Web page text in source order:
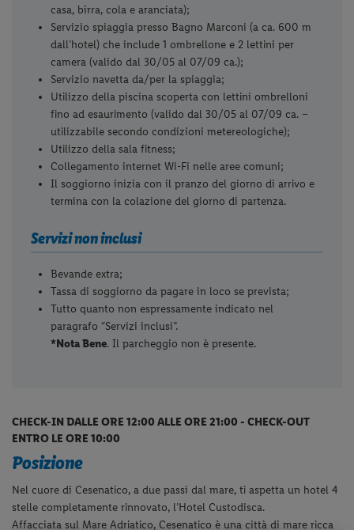
casa, birra, cola e aranciata);
Servizio spiaggia presso Bagno Marconi (a ca. 600 m
dall’hotel) che include 1 ombrellone e 2 lettini per
camera (valido dal 30/05 al 07/09 ca.);
Servizio navetta da/per la spiaggia;
Utilizzo della piscina scoperta con lettini ombrelloni
fino ad esaurimento (valido dal 30/05 al 07/09 ca. –
utilizzabile secondo condizioni metereologiche);
Utilizzo della sala fitness;
Collegamento internet Wi-Fi nelle aree comuni;
Il soggiorno inizia con il pranzo del giorno di arrivo e
termina con la colazione del giorno di partenza.
Servizi non inclusi
Bevande extra;
Tassa di soggiorno da pagare in loco se prevista;
Tutto quanto non espressamente indicato nel
paragrafo “Servizi inclusi”.
*Nota Bene. Il parcheggio non è presente.
CHECK-IN DALLE ORE 12:00 ALLE ORE 21:00 - CHECK-OUT
ENTRO LE ORE 10:00
Posizione
Nel cuore di Cesenatico, a due passi dal mare, ti aspetta un hotel 4
stelle completamente rinnovato, l’Hotel Custodisca.
Affacciata sul Mare Adriatico, Cesenatico è una città di mare ricca